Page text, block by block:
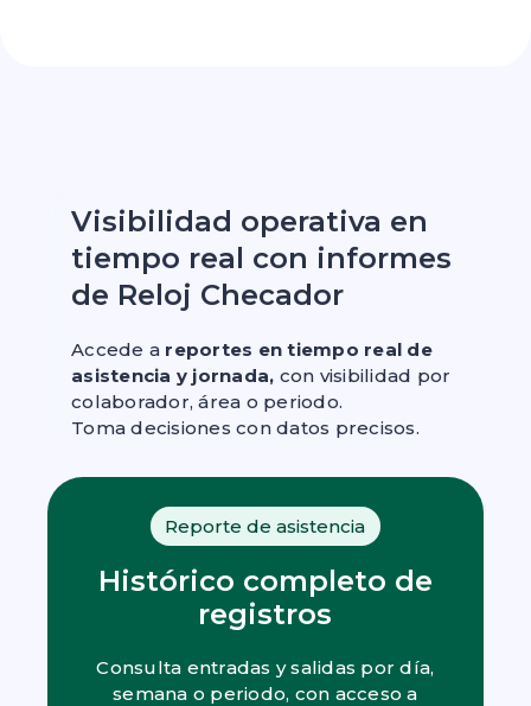
Visibilidad operativa en
tiempo real con informes
de Reloj Checador
Accede a reportes en tiempo real de
asistencia y jornada, con visibilidad por
colaborador, área o periodo.
Toma decisiones con datos precisos.
Reporte de asistencia
Histórico completo de
registros
Consulta entradas y salidas por día,
semana o periodo, con acceso a